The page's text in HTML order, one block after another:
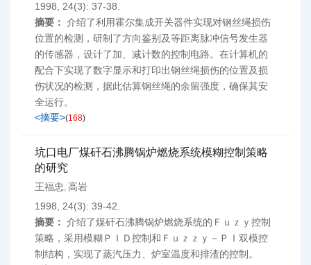
1998, 24(3): 37-38.
摘要： 介绍了利用霍尔集成开关器件实现对钢丝绳损伤
位置的检测，研制了方向鉴别及等距离脉冲信号发生器
的传感器，设计了加、减计数的控制电路。在计算机的
配合下实现了数字显示和打印出钢丝绳损伤的位置及损
伤状况的检测，据此估算钢丝绳的余留强度，确保其安
全运行。
<摘要>(168)
坑口电厂煤矸石沸腾锅炉燃烧系统模糊控制策略
的研究
王福忠 , 高岩
1998, 24(3): 39-42.
摘要： 介绍了煤矸石沸腾锅炉燃烧系统的Ｆｕｚｙ控制
策略，采用模糊ＰＩＤ控制和Ｆｕｚｚｙ－ＰＩ双模控
制结构，实现了蒸汽压力、炉室温度和排渣的控制。